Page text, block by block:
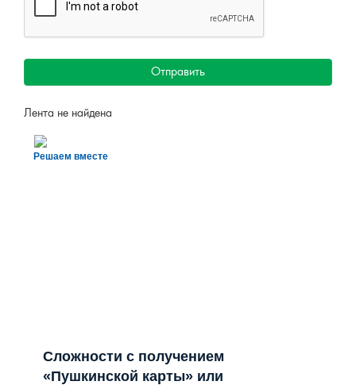
Отправить
Лента не найдена
Решаем вместе
Сложности с получением
«Пушкинской карты» или